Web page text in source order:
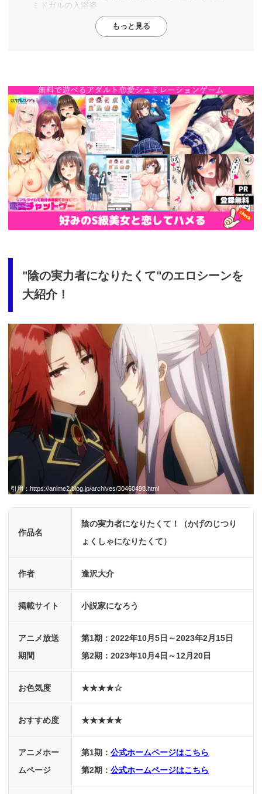
ミドガルの入浴姿
もっと見る
https://cv-
measurement.com/ad/p/r?
medium=261&ad=687&creative=590
"陰の実力者になりたくて"のエロシーンを
大紹介！
引用： https://anime2.blog.jp/archives/30460498.html
作品名
陰の実力者になりたくて！（かげのじつり
ょくしゃになりたくて）
作者 逢沢大介
掲載サイト 小説家になろう
アニメ放送
期間
第1期：2022年10月5日～2023年2月15日
第2期：2023年10月4日～12月20日
お色気度 ★★★★☆
おすすめ度 ★★★★★
アニメホー
ムページ
第1期： 公式ホームページはこちら
第2期： 公式ホームページはこちら